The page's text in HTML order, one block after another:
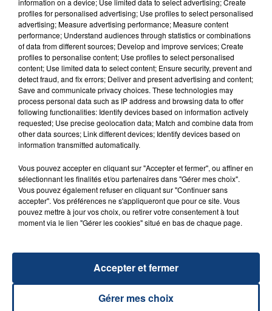
TITRES DIFFUSÉS
15h57
15h57
JONAS BLUE
Mama
15h54
15h54
SHAKIRA FEAT. BURNA BOY
Dai Dai
information on a device; Use limited data to select advertising; Create
profiles for personalised advertising; Use profiles to select personalised
advertising; Measure advertising performance; Measure content
performance; Understand audiences through statistics or combinations
of data from different sources; Develop and improve services; Create
profiles to personalise content; Use profiles to select personalised
content; Use limited data to select content; Ensure security, prevent and
detect fraud, and fix errors; Deliver and present advertising and content;
Save and communicate privacy choices. These technologies may
process personal data such as IP address and browsing data to offer
following functionalities: Identify devices based on information actively
requested; Use precise geolocation data; Match and combine data from
other data sources; Link different devices; Identify devices based on
information transmitted automatically.
Vous pouvez accepter en cliquant sur "Accepter et fermer", ou affiner en
sélectionnant les finalités et/ou partenaires dans "Gérer mes choix".
Vous pouvez également refuser en cliquant sur "Continuer sans
accepter". Vos préférences ne s'appliqueront que pour ce site. Vous
pouvez mettre à jour vos choix, ou retirer votre consentement à tout
moment via le lien "Gérer les cookies" situé en bas de chaque page.
Gérer mes choix
Accepter et fermer